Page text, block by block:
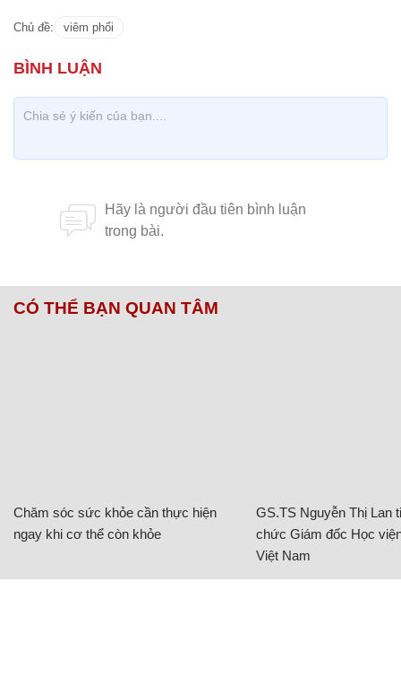
Chủ đề: viêm phổi
CÓ THỂ BẠN QUAN TÂM
Chăm sóc sức khỏe cần thực hiện
ngay khi cơ thể còn khỏe
GS.TS Nguyễn Thị Lan
chức Giám đốc Học
Việt Nam